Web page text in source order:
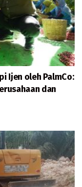
Ijen oleh PalmCo:
dan